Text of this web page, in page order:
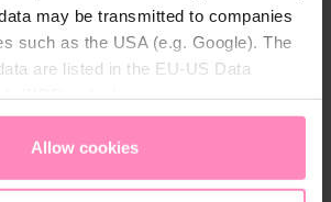
may be transmitted to companies
such as the USA (e.g. Google). The
are listed in the EU-US Data
data protection. You canaccept all
necessary cookies
your chosen setting at any time in
Allow cookies
mm